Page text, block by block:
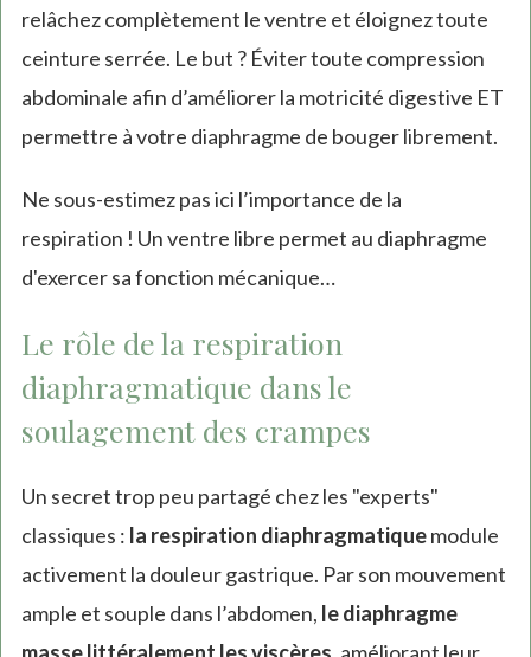
relâchez complètement le ventre et éloignez toute
ceinture serrée. Le but ? Éviter toute compression
abdominale afin d’améliorer la motricité digestive ET
permettre à votre diaphragme de bouger librement.
Ne sous-estimez pas ici l’importance de la
respiration ! Un ventre libre permet au diaphragme
d'exercer sa fonction mécanique…
Le rôle de la respiration
diaphragmatique dans le
soulagement des crampes
Un secret trop peu partagé chez les "experts"
classiques : la respiration diaphragmatiquemodule
activement la douleur gastrique. Par son mouvement
ample et souple dans l’abdomen, le diaphragme